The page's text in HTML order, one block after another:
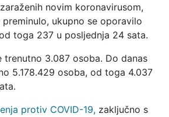
novim koronavirusom,
preminulo, ukupno se oporavilo
toga 237 u posljednja 24 sata.
trenutno 3.087 osoba. Do danas
5.178.429 osoba, od toga 4.037
protiv COVID-19,zaključno s